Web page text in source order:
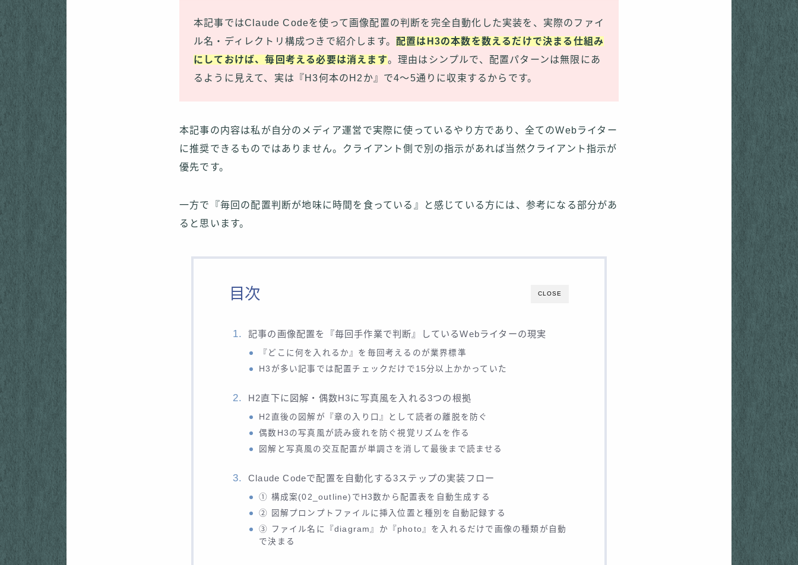
本記事ではClaude Codeを使って画像配置の判断を完全自動化した実装を、実際のファイ
ル名・ディレクトリ構成つきで紹介します。 配置はH3の本数を数えるだけで決まる仕組み
にしておけば、毎回考える必要は消えます。理由はシンプルで、配置パターンは無限にあ
るように見えて、実は『H3何本のH2か』で4〜5通りに収束するからです。
本記事の内容は私が自分のメディア運営で実際に使っているやり方であり、全てのWebライター
に推奨できるものではありません。クライアント側で別の指示があれば当然クライアント指示が
優先です。
一方で『毎回の配置判断が地味に時間を食っている』と感じている方には、参考になる部分があ
ると思います。
CLOSE
目次
記事の画像配置を『毎回手作業で判断』しているWebライターの現実
『どこに何を入れるか』を毎回考えるのが業界標準
H3が多い記事では配置チェックだけで15分以上かかっていた
H2直下に図解・偶数H3に写真風を入れる3つの根拠
H2直後の図解が『章の入り口』として読者の離脱を防ぐ
偶数H3の写真風が読み疲れを防ぐ視覚リズムを作る
図解と写真風の交互配置が単調さを消して最後まで読ませる
Claude Codeで配置を自動化する3ステップの実装フロー
① 構成案(02_outline)でH3数から配置表を自動生成する
② 図解プロンプトファイルに挿入位置と種別を自動記録する
③ ファイル名に『diagram』か『photo』を入れるだけで画像の種類が自動
で決まる